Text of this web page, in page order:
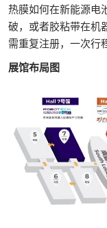
热膜如何在新能源电
破，或者胶粘带在机
需重复注册，一次行
展馆布局图